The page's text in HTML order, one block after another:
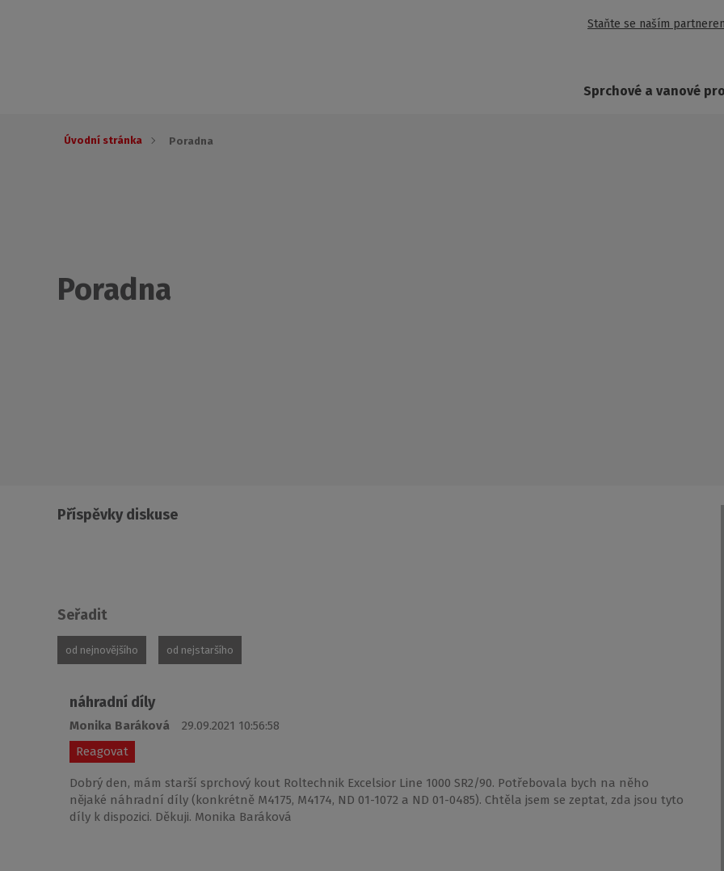
Staňte se naším
Sprchové a vanové
Úvodní stránka Poradna
Poradna
Příspěvky diskuse
Seřadit
od nejnovějšího od nejstaršího
náhradní díly
Monika Baráková
29.09.2021 10:56:58
Reagovat
Dobrý den, mám starší sprchový kout Roltechnik Excelsior Line 1000 SR2/90. Potřebovala bych na něho
nějaké náhradní díly (konkrétně M4175, M4174, ND 01-1072 a ND 01-0485). Chtěla jsem se zeptat, zda jsou tyto
díly k dispozici. Děkuji. Monika Baráková